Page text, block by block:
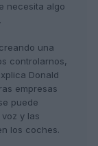
necesita algo
una
controlarnos,
Donald
empresas
puede
y las
los coches.